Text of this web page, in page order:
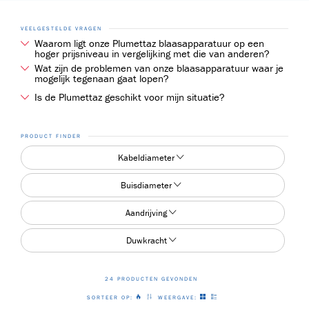
VEELGESTELDE VRAGEN
Waarom ligt onze Plumettaz blaasapparatuur op een
hoger prijsniveau in vergelijking met die van anderen?
Plumettaz is marktleider in alles wat met blaasmachines te maken heeft, het
Wat zijn de problemen van onze blaasapparatuur waar je
mogelijk tegenaan gaat lopen?
Is de Plumettaz geschikt voor mijn situatie?
PRODUCT FINDER
Kabeldiameter
Buisdiameter
Aandrijving
Duwkracht
24 PRODUCTEN GEVONDEN
SORTEER OP: WEERGAVE: